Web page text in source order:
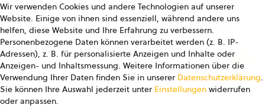
© Studio Ungefiltert
Wir verwenden Cookies und andere Technologien auf unserer
Website. Einige von ihnen sind essenziell, während andere uns
helfen, diese Website und Ihre Erfahrung zu verbessern.
Personenbezogene Daten können verarbeitet werden (z. B. IP-
Adressen), z. B. für personalisierte Anzeigen und Inhalte oder
Anzeigen- und Inhaltsmessung. Weitere Informationen über die
Verwendung Ihrer Daten finden Sie in unserer Datenschutzerklärung.
Sie können Ihre Auswahl jederzeit unter Einstellungen widerrufen
oder anpassen.